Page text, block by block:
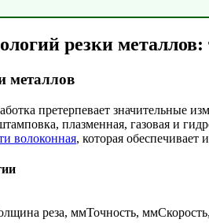
резки
металлов
претерпевает значительные
плазменная, газовая и
волоконная, которая
реза, ммТочность, мм